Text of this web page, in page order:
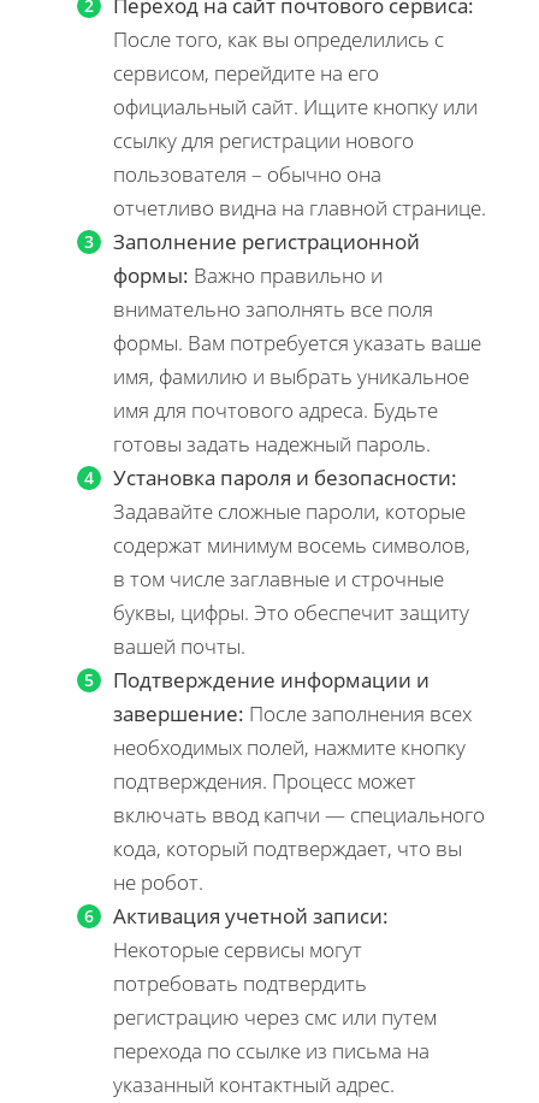
После того, как вы определились с
сервисом, перейдите на его
официальный сайт. Ищите кнопку или
ссылку для регистрации нового
пользователя – обычно она
отчетливо видна на главной странице.
Заполнение регистрационной
формы: Важно правильно и
внимательно заполнять все поля
формы. Вам потребуется указать ваше
имя, фамилию и выбрать уникальное
имя для почтового адреса. Будьте
готовы задать надежный пароль.
Установка пароля и безопасности:
Задавайте сложные пароли, которые
содержат минимум восемь символов,
в том числе заглавные и строчные
буквы, цифры. Это обеспечит защиту
вашей почты.
Подтверждение информации и
завершение: После заполнения всех
необходимых полей, нажмите кнопку
подтверждения. Процесс может
включать ввод капчи — специального
кода, который подтверждает, что вы
не робот.
Активация учетной записи:
Некоторые сервисы могут
потребовать подтвердить
регистрацию через смс или путем
перехода по ссылке из письма на
указанный контактный адрес.